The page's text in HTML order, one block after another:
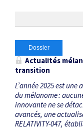
Dossier
Actualités
transition
L’année 2025 est
du mélanome :
innovante ne se
avancés, une
RELATIVITY-047,